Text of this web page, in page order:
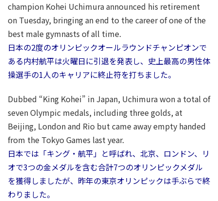
champion Kohei Uchimura announced his retirement
on Tuesday, bringing an end to the career of one of the
best male gymnasts of all time.
日本の2度のオリンピックオールラウンドチャンピオンで
ある内村航平は火曜日に引退を発表し、史上最高の男性体
操選手の1人のキャリアに終止符を打ちました。
Dubbed “King Kohei” in Japan, Uchimura won a total of
seven Olympic medals, including three golds, at
Beijing, London and Rio but came away empty handed
from the Tokyo Games last year.
日本では「キング・航平」と呼ばれ、北京、ロンドン、リ
オで3つの金メダルを含む合計7つのオリンピックメダル
を獲得しましたが、昨年の東京オリンピックは手ぶらで終
わりました。